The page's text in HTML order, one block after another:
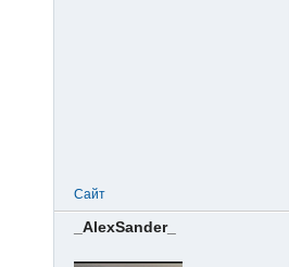
Сайт
_AlexSander_